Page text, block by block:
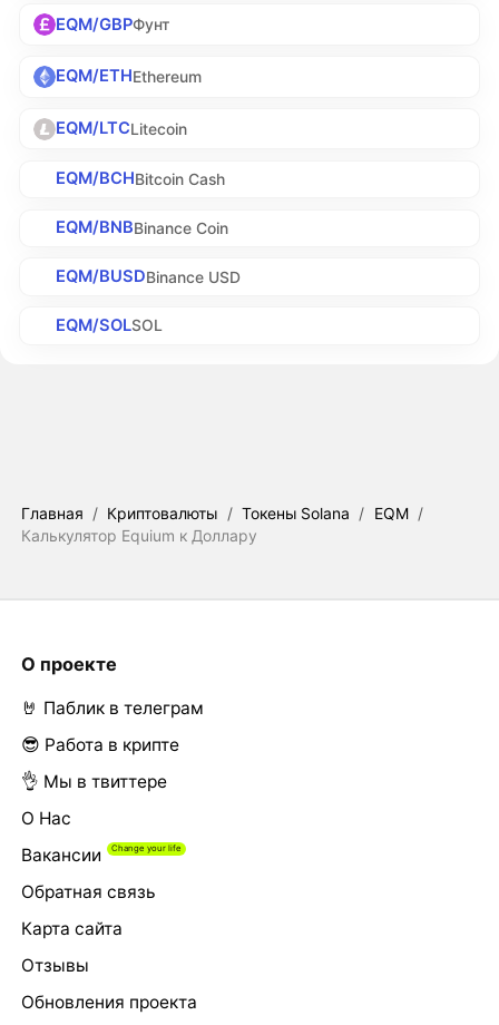
EQM/GBPФунт
EQM/ETHEthereum
EQM/LTCLitecoin
EQM/BCHBitcoin Cash
EQM/BNBBinance Coin
EQM/BUSDBinance USD
EQM/SOLSOL
Главная / Криптовалюты / Токены Solana / EQM /
Калькулятор Equium к Доллару
О проекте
🤘 Паблик в телеграм
😎 Работа в крипте
👌 Мы в твиттере
О Нас
Вакансии
Обратная связь
Карта сайта
Отзывы
Обновления проекта